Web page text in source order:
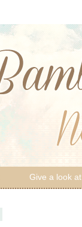
Give a look at